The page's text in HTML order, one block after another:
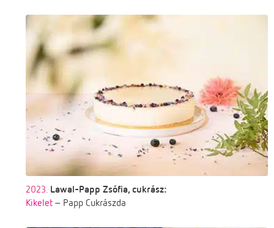
2023. Lawal-Papp Zsófia, cukrász:
Kikelet – Papp Cukrászda